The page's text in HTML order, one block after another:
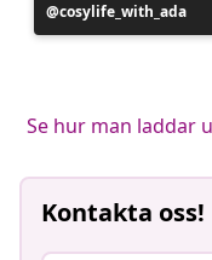
Inlägg
publicerat
cosylife_with_ada
Se hur man laddar
Kontakta oss!